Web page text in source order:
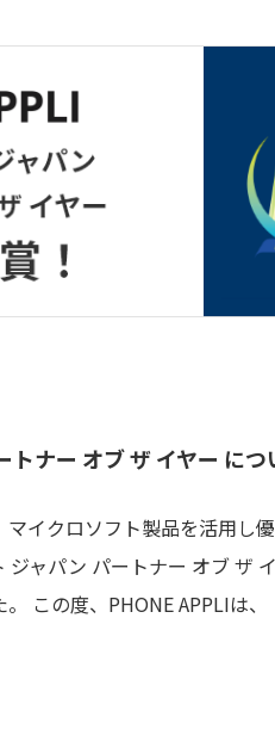
ナー オブ ザ イヤー につ
イクロソフト製品を活用し
ャパン パートナー オブ ザ
この度、PHONE APPLIは